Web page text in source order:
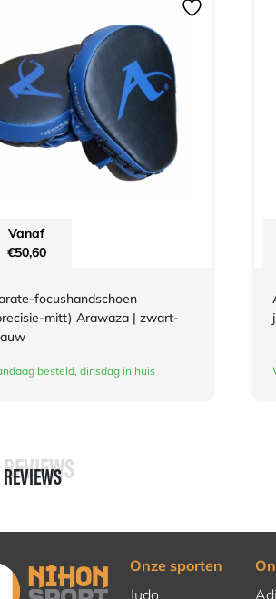
Vanaf
€50,60
focushandschoen
mitt) Arawaza | zwart-
besteld, dinsdag in huis
REVIEWS
REVIEWS
Onze sporten
Judo